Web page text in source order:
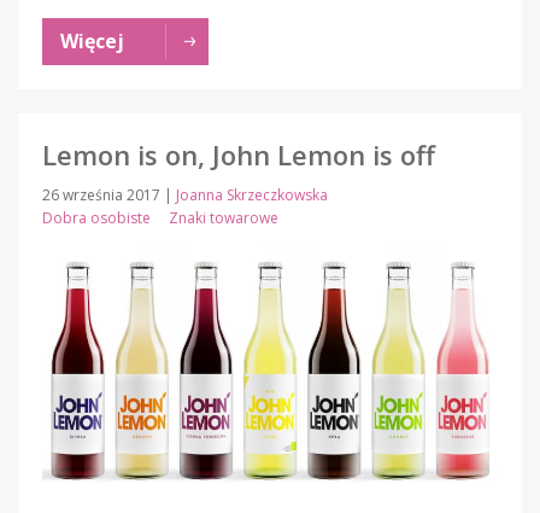
Więcej
Lemon is on, John Lemon is off
26 września 2017 | Joanna Skrzeczkowska
Dobra osobiste
Znaki towarowe